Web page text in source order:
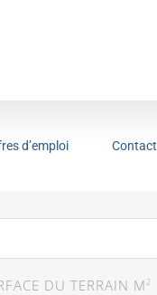
d’emploi Contact
DU TERRAIN M2